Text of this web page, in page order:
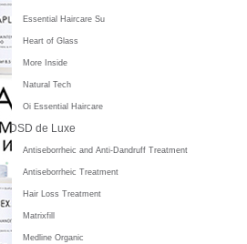
Essential Haircare Su
Heart of Glass
More Inside
Natural Tech
Oi Essential Haircare
DSD de Luxe
Antiseborrheic and Anti-Dandruff Treatment
Antiseborrheic Treatment
Hair Loss Treatment
Matrixfill
Medline Organic